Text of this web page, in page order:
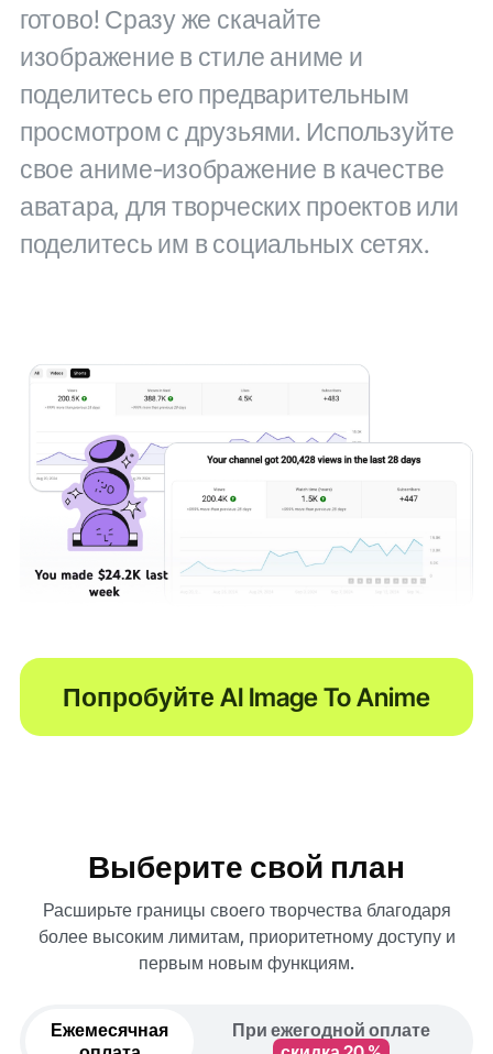
готово! Сразу же скачайте
изображение в стиле аниме и
поделитесь его предварительным
просмотром с друзьями. Используйте
свое аниме-изображение в качестве
аватара, для творческих проектов или
поделитесь им в социальных сетях.
Попробуйте AI Image To Anime
Выберите свой план
Расширьте границы своего творчества благодаря
более высоким лимитам, приоритетному доступу и
первым новым функциям.
Ежемесячная
При ежегодной оплате